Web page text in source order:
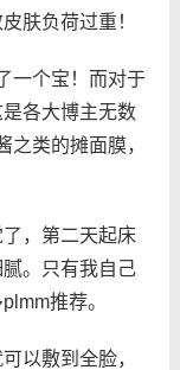
肤负荷过重！
一个宝！而对于
各大博主无数
之类的摊面膜，
，第二天起床
。只有我自己
推荐。
以敷到全脸，